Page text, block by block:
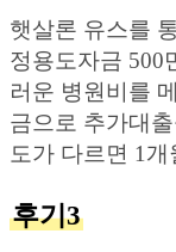
햇살론 유스를
정용도자금 500
러운 병원비를
금으로 추가대
도가 다르면 1
후기3